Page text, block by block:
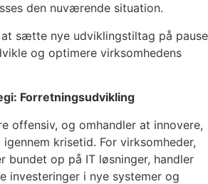
den nuværende situation.
sætte nye udviklingstiltag på pause
og optimere virksomhedens
Forretningsudvikling
offensiv, og omhandler at innovere,
krisetid. For virksomheder,
bundet op på IT løsninger, handler
investeringer i nye systemer og